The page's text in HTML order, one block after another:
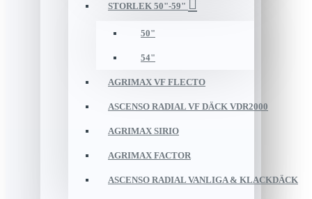
STORLEK 50"-59"
50"
54"
AGRIMAX VF FLECTO
ASCENSO RADIAL VF DÄCK VDR2000
AGRIMAX SIRIO
AGRIMAX FACTOR
ASCENSO RADIAL VANLIGA & KLACKDÄCK